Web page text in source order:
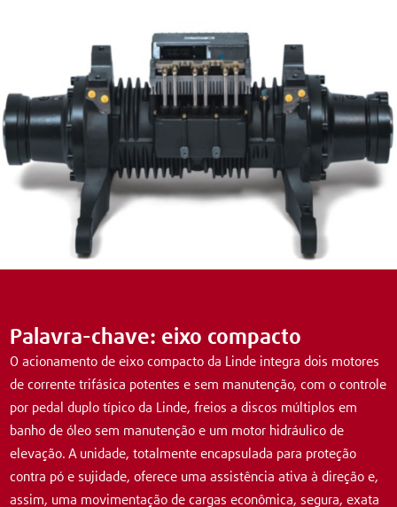
Palavra-chave: eixo compacto
O acionamento de eixo compacto da Linde integra dois motores
de corrente trifásica potentes e sem manutenção, com o controle
por pedal duplo típico da Linde, freios a discos múltiplos em
banho de óleo sem manutenção e um motor hidráulico de
elevação. A unidade, totalmente encapsulada para proteção
contra pó e sujidade, oferece uma assistência ativa à direção e,
assim, uma movimentação de cargas econômica, segura, exata